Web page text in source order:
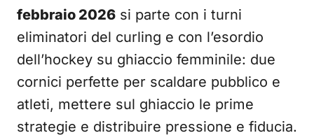
febbraio 2026 si parte con i turni
eliminatori del curling e con l’esordio
dell’hockey su ghiaccio femminile: due
cornici perfette per scaldare pubblico e
atleti, mettere sul ghiaccio le prime
strategie e distribuire pressione e fiducia.